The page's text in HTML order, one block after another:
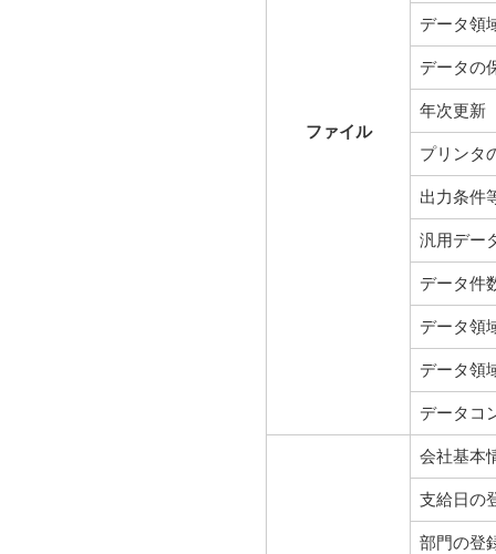
ファイル
データ領
データの
年次更新
プリンタ
出力条件
汎用デー
データ件
データ領
データ領
データコ
会社基本
支給日の
部門の登